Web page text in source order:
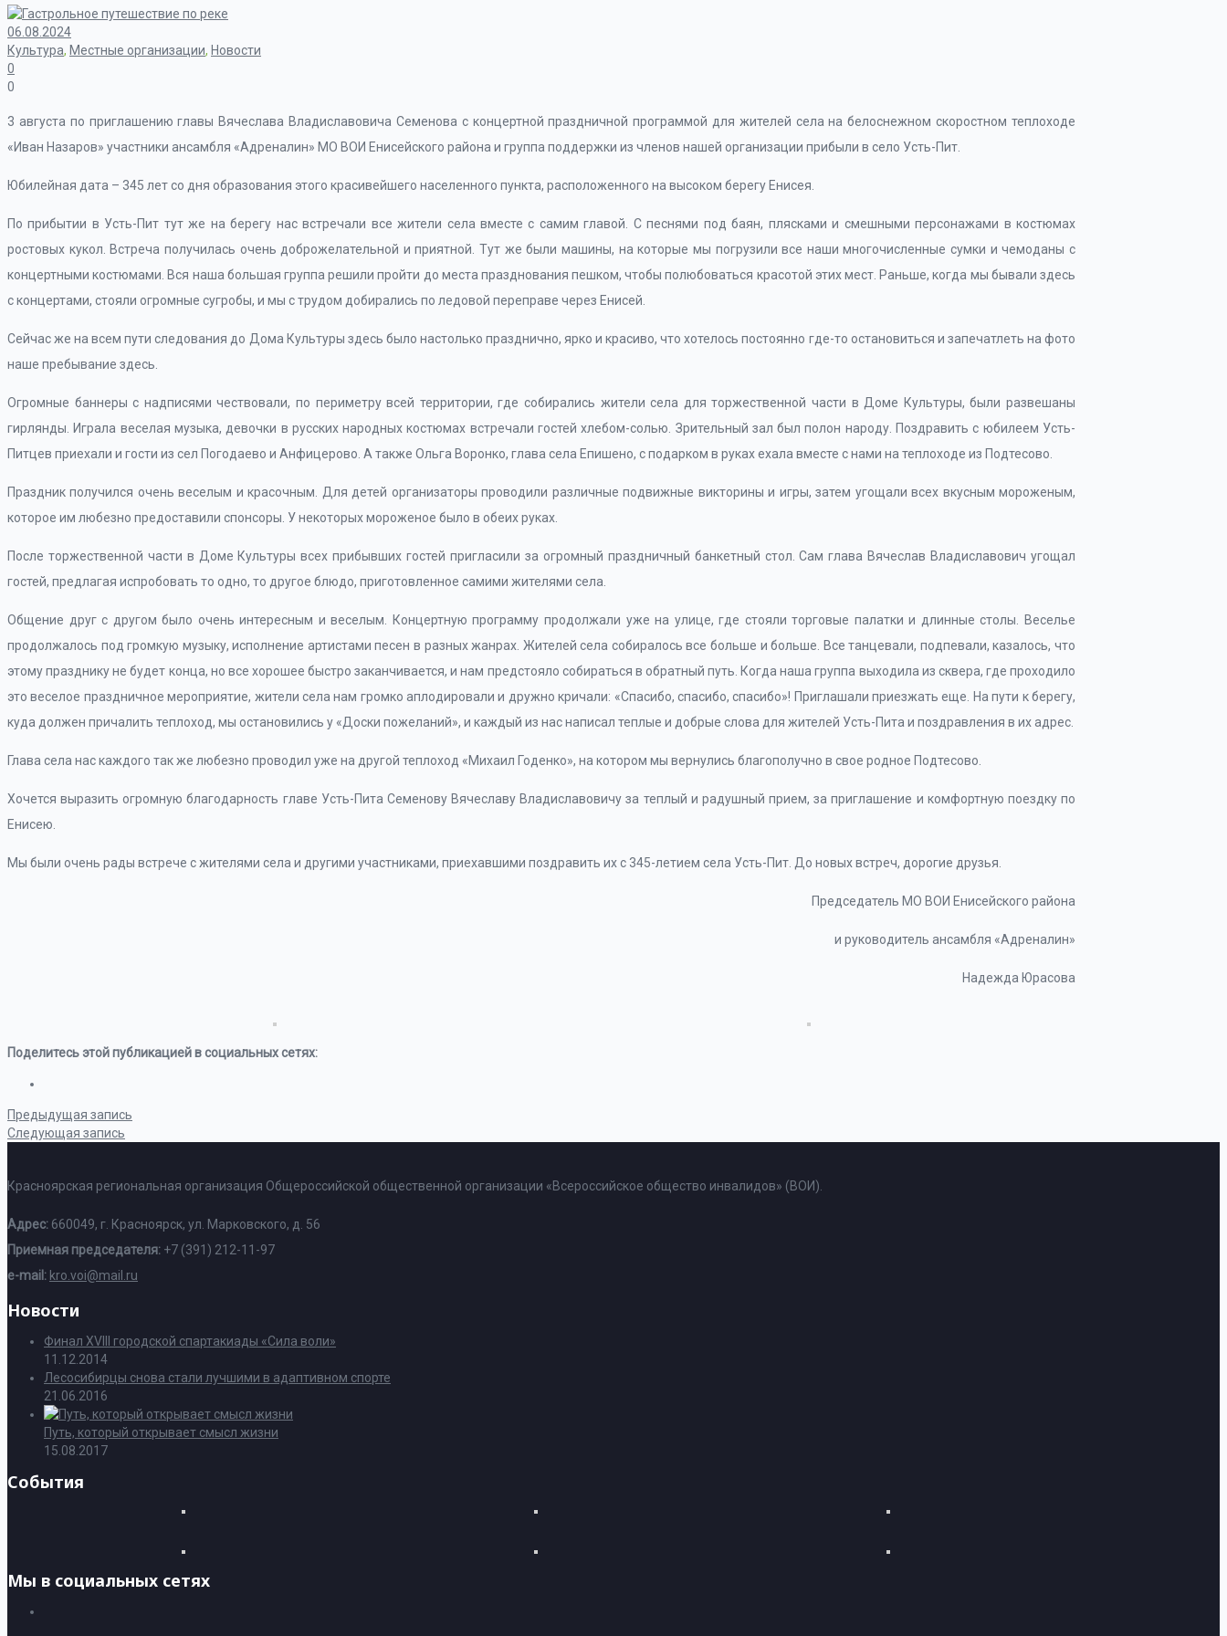
06.08.2024
Культура, Местные организации, Новости
0
0
3 августа по приглашению главы Вячеслава Владиславовича Семенова с концертной праздничной программой для жителей села на белоснежном скоростном теплоходе
«Иван Назаров» участники ансамбля «Адреналин» МО ВОИ Енисейского района и группа поддержки из членов нашей организации прибыли в село Усть-Пит.
Юбилейная дата – 345 лет со дня образования этого красивейшего населенного пункта, расположенного на высоком берегу Енисея.
По прибытии в Усть-Пит тут же на берегу нас встречали все жители села вместе с самим главой. С песнями под баян, плясками и смешными персонажами в костюмах
ростовых кукол. Встреча получилась очень доброжелательной и приятной. Тут же были машины, на которые мы погрузили все наши многочисленные сумки и чемоданы с
концертными костюмами. Вся наша большая группа решили пройти до места празднования пешком, чтобы полюбоваться красотой этих мест. Раньше, когда мы бывали здесь
с концертами, стояли огромные сугробы, и мы с трудом добирались по ледовой переправе через Енисей.
Сейчас же на всем пути следования до Дома Культуры здесь было настолько празднично, ярко и красиво, что хотелось постоянно где-то остановиться и запечатлеть на фото
наше пребывание здесь.
Огромные баннеры с надписями чествовали, по периметру всей территории, где собирались жители села для торжественной части в Доме Культуры, были развешаны
гирлянды. Играла веселая музыка, девочки в русских народных костюмах встречали гостей хлебом-солью. Зрительный зал был полон народу. Поздравить с юбилеем Усть-
Питцев приехали и гости из сел Погодаево и Анфицерово. А также Ольга Воронко, глава села Епишено, с подарком в руках ехала вместе с нами на теплоходе из Подтесово.
Праздник получился очень веселым и красочным. Для детей организаторы проводили различные подвижные викторины и игры, затем угощали всех вкусным мороженым,
которое им любезно предоставили спонсоры. У некоторых мороженое было в обеих руках.
После торжественной части в Доме Культуры всех прибывших гостей пригласили за огромный праздничный банкетный стол. Сам глава Вячеслав Владиславович угощал
гостей, предлагая испробовать то одно, то другое блюдо, приготовленное самими жителями села.
Общение друг с другом было очень интересным и веселым. Концертную программу продолжали уже на улице, где стояли торговые палатки и длинные столы. Веселье
продолжалось под громкую музыку, исполнение артистами песен в разных жанрах. Жителей села собиралось все больше и больше. Все танцевали, подпевали, казалось, что
этому празднику не будет конца, но все хорошее быстро заканчивается, и нам предстояло собираться в обратный путь. Когда наша группа выходила из сквера, где проходило
это веселое праздничное мероприятие, жители села нам громко аплодировали и дружно кричали: «Спасибо, спасибо, спасибо»! Приглашали приезжать еще. На пути к берегу,
куда должен причалить теплоход, мы остановились у «Доски пожеланий», и каждый из нас написал теплые и добрые слова для жителей Усть-Пита и поздравления в их адрес.
Глава села нас каждого так же любезно проводил уже на другой теплоход «Михаил Годенко», на котором мы вернулись благополучно в свое родное Подтесово.
Хочется выразить огромную благодарность главе Усть-Пита Семенову Вячеславу Владиславовичу за теплый и радушный прием, за приглашение и комфортную поездку по
Енисею.
Мы были очень рады встрече с жителями села и другими участниками, приехавшими поздравить их с 345-летием села Усть-Пит. До новых встреч, дорогие друзья.
Председатель МО ВОИ Енисейского района
и руководитель ансамбля «Адреналин»
Надежда Юрасова
Поделитесь этой публикацией в социальных сетях:
Предыдущая запись
Следующая запись
Красноярская региональная организация Общероссийской общественной организации «Всероссийское общество инвалидов» (ВОИ).
Адрес: 660049, г. Красноярск, ул. Марковского, д. 56
Приемная председателя: +7 (391) 212-11-97
e-mail: kro.voi@mail.ru
Новости
Финал XVIII городской спартакиады «Сила воли»
11.12.2014
Лесосибирцы снова стали лучшими в адаптивном спорте
21.06.2016
Путь, который открывает смысл жизни
15.08.2017
События
Мы в социальных сетях